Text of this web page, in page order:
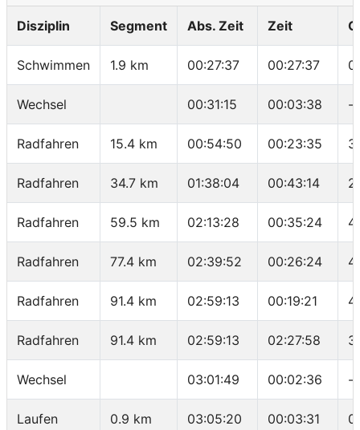
Disziplin Segment Abs. Zeit Zeit
Schwimmen 1.9 km 00:27:37 00:27:37
Wechsel 00:31:15 00:03:38 -
Radfahren 15.4 km 00:54:50 00:23:35
Radfahren 34.7 km 01:38:04 00:43:14
Radfahren 59.5 km 02:13:28 00:35:24
Radfahren 77.4 km 02:39:52 00:26:24
Radfahren 91.4 km 02:59:13 00:19:21
Radfahren 91.4 km 02:59:13 02:27:58
Wechsel 03:01:49 00:02:36 -
Laufen 0.9 km 03:05:20 00:03:31